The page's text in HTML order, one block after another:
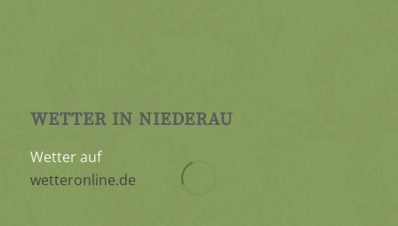
WETTER IN NIEDERAU
Wetter auf
wetteronline.de